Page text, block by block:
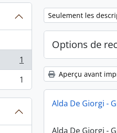
1
1
Remove filter:
Seulement les
Options de
Aperçu avant
Alda De Giorgi -
Alda De Giorgi -